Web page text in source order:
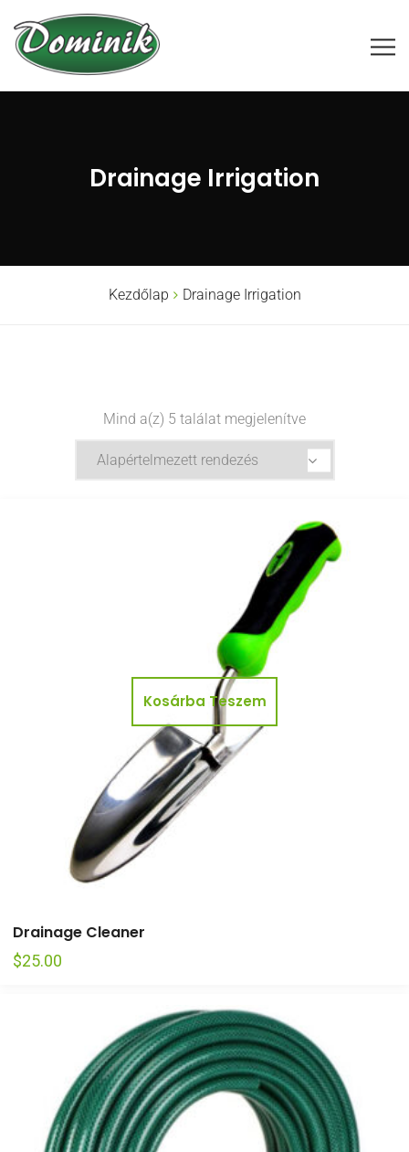
Drainage Irrigation
Kezdőlap Drainage Irrigation
Mind a(z) 5 találat megjelenítve
Kosárba Teszem
Drainage Cleaner
$25.00